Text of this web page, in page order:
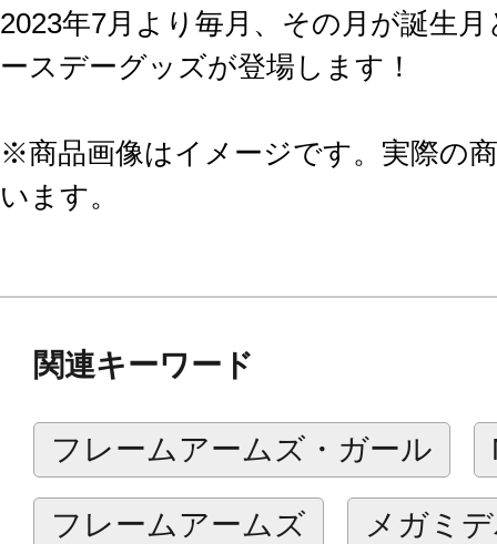
2023年7月より毎月、その月が誕生
ースデーグッズが登場します！
※商品画像はイメージです。実際の
います。
関連キーワード
フレームアームズ・ガール
フレームアームズ メガミ